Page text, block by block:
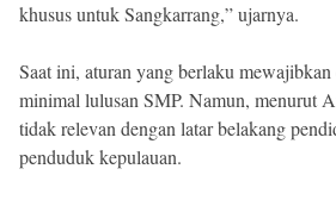
khusus untuk Sangkarrang,” ujarnya.
Saat ini, aturan yang berlaku
minimal lulusan SMP. Namun, menurut
tidak relevan dengan latar belakang
penduduk kepulauan.